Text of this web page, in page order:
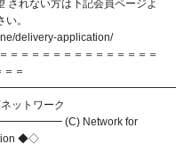
されない方は下記会員ページよ
。
delivery-application/
＝＝＝＝＝＝＝＝＝＝＝＝＝＝
＝
ットワーク
(C) Network for
◆◇